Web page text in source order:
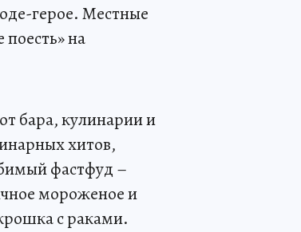
герое. Местные
на
бара, кулинарии и
хитов,
фастфуд –
мороженое и
с раками.